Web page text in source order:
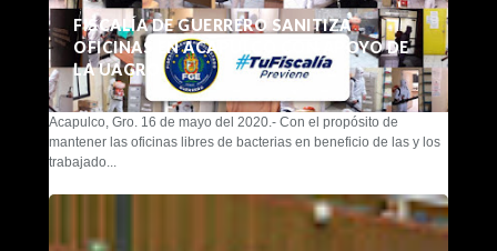
FISCALÍA DE GUERRERO SANITIZA
OFICINAS EN ACAPULCO CON APOYO DE
LA UAGRO
Acapulco, Gro. 16 de mayo del 2020.- Con el propósito de
mantener las oficinas libres de bacterias en beneficio de las y los
trabajado...